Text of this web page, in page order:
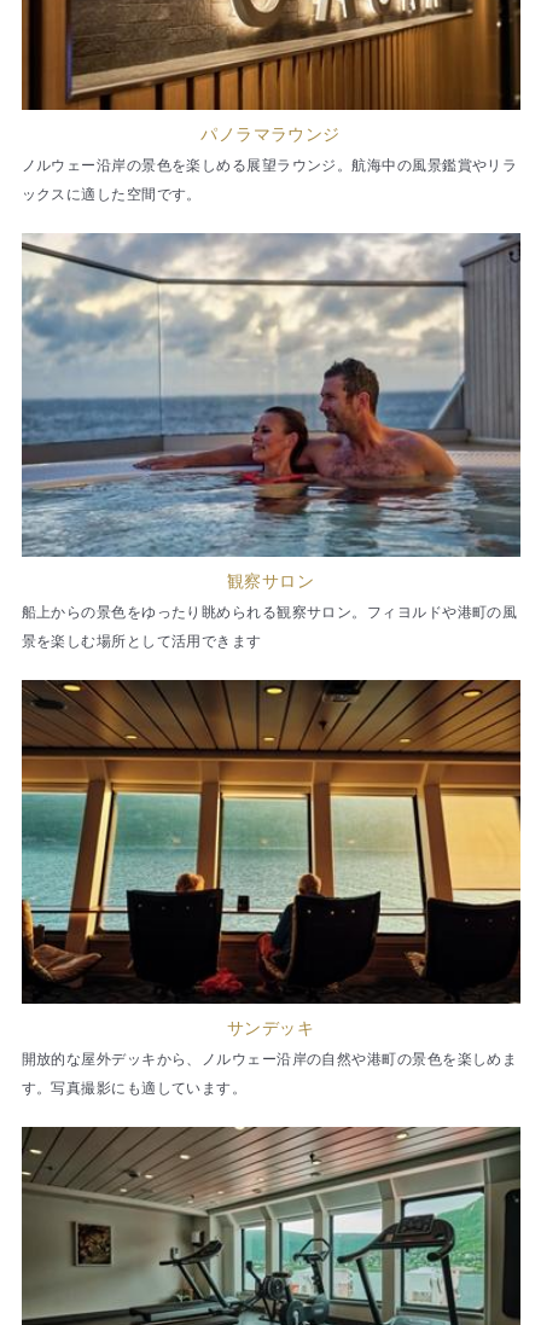
パノラマラウンジ
ノルウェー沿岸の景色を楽しめる展望ラウンジ。航海中の風景鑑賞やリラ
ックスに適した空間です。
観察サロン
船上からの景色をゆったり眺められる観察サロン。フィヨルドや港町の風
景を楽しむ場所として活用できます
サンデッキ
開放的な屋外デッキから、ノルウェー沿岸の自然や港町の景色を楽しめま
す。写真撮影にも適しています。